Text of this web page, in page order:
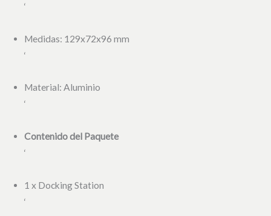
‘
Medidas: 129x72x96 mm
‘
Material: Aluminio
‘
Contenido del Paquete
‘
1 x Docking Station
‘